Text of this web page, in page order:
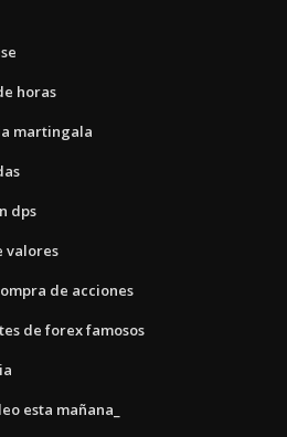
horas
martingala
dps
valores
de acciones
de forex famosos
esta mañana_